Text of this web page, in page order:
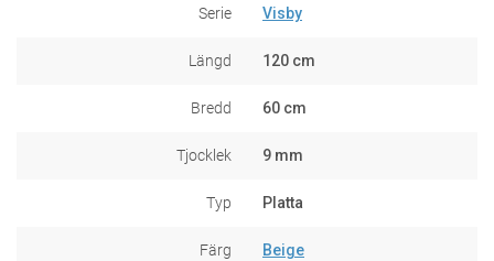
Serie Visby
Längd 120 cm
Bredd 60 cm
Tjocklek 9 mm
Typ Platta
Färg Beige